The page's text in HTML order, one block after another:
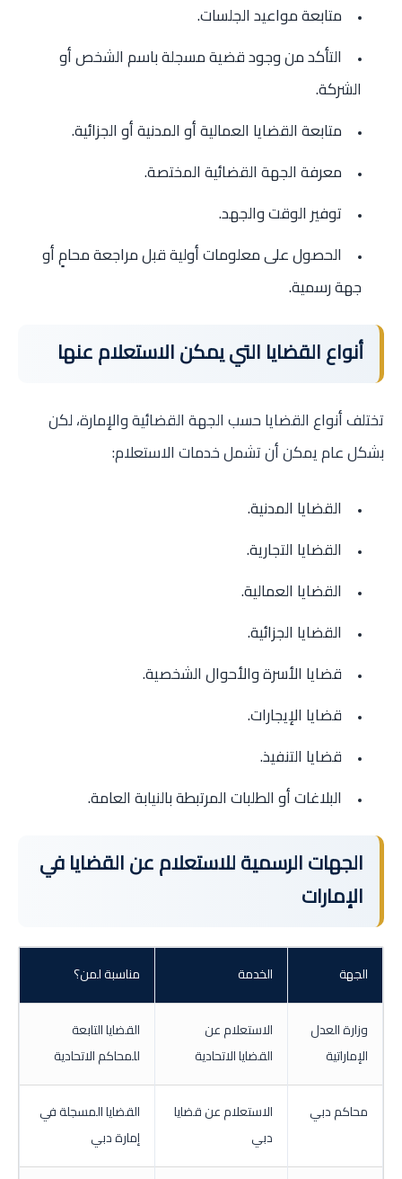
متابعة مواعيد الجلسات.
التأكد من وجود قضية مسجلة باسم الشخص أو
الشركة.
متابعة القضايا العمالية أو المدنية أو الجزائية.
معرفة الجهة القضائية المختصة.
توفير الوقت والجهد.
الحصول على معلومات أولية قبل مراجعة محامٍ أو
جهة رسمية.
أنواع القضايا التي يمكن الاستعلام عنها
تختلف أنواع القضايا حسب الجهة القضائية والإمارة، لكن
بشكل عام يمكن أن تشمل خدمات الاستعلام:
القضايا المدنية.
القضايا التجارية.
القضايا العمالية.
القضايا الجزائية.
قضايا الأسرة والأحوال الشخصية.
قضايا الإيجارات.
قضايا التنفيذ.
البلاغات أو الطلبات المرتبطة بالنيابة العامة.
الجهات الرسمية للاستعلام عن القضايا في
الإمارات
الجهة الخدمة مناسبة لمن؟
وزارة العدل
الإماراتية
الاستعلام عن
القضايا الاتحادية
القضايا التابعة
للمحاكم الاتحادية
محاكم دبي
الاستعلام عن قضايا
دبي
القضايا المسجلة في
إمارة دبي